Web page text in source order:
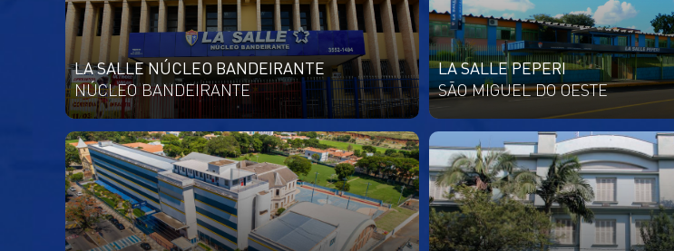
LA SALLE NÚCLEO BANDEIRANTE
NÚCLEO BANDEIRANTE
LA SALLE PEPERI
SÃO MIGUEL DO OESTE